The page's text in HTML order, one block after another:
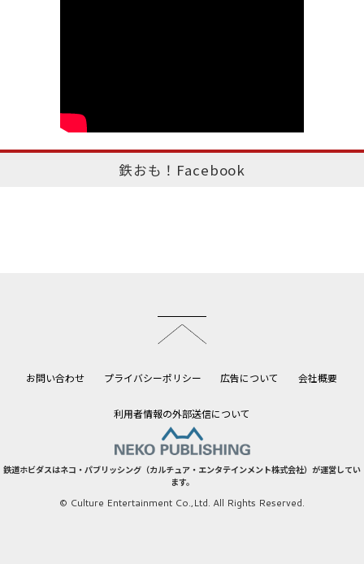
鉄おも！Facebook
お問い合わせ プライバシーポリシー 広告について 会社概要
利用者情報の外部送信について
鉄道ホビダスはネコ・パブリッシング（カルチュア・エンタテインメント株式会社）が運営してい
ます。
© Culture Entertainment Co.,Ltd. All Rights Reserved.